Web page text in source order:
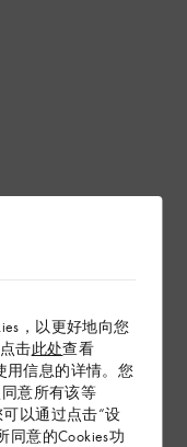
，以更好地向您
击此处查看
用信息的详情。您
意所有该等
以通过点击“设
同意的Cookies功